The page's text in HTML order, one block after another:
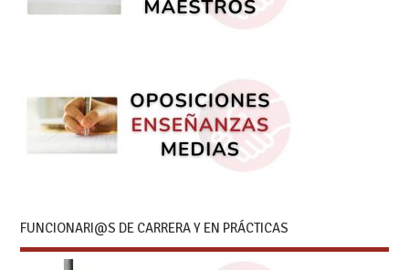
FUNCIONARI@S DE CARRERA Y EN PRÁCTICAS